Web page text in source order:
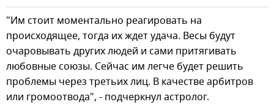
"Им стоит моментально реагировать на
происходящее, тогда их ждет удача. Весы будут
очаровывать других людей и сами притягивать
любовные союзы. Сейчас им легче будет решить
проблемы через третьих лиц. В качестве арбитров
или громоотвода", - подчеркнул астролог.